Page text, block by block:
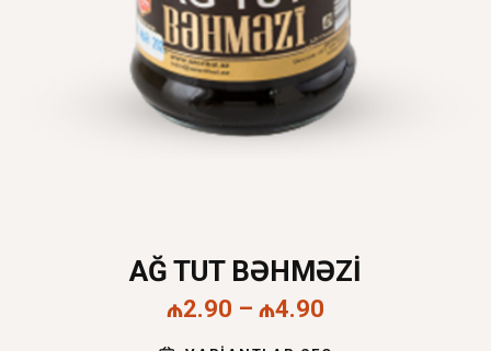
AĞ TUT BƏHMƏZI
₼2.90 – ₼4.90